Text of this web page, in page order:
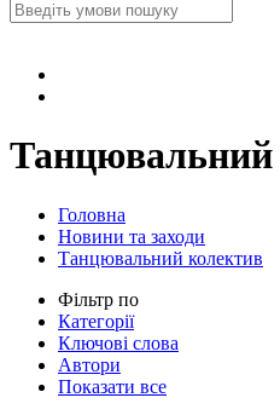
Танцювальний
Головна
Новини та заходи
Танцювальний колектив
Фільтр по
Категорії
Ключові слова
Автори
Показати все